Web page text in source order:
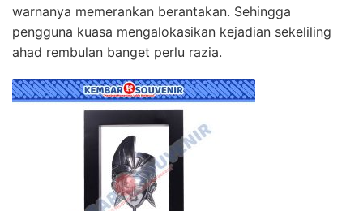
warnanya memerankan berantakan. Sehingga
pengguna kuasa mengalokasikan kejadian sekeliling
ahad rembulan banget perlu razia.